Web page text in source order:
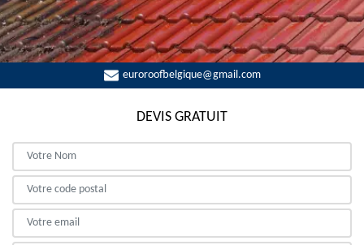
euroroofbelgique@gmail.com
DEVIS GRATUIT